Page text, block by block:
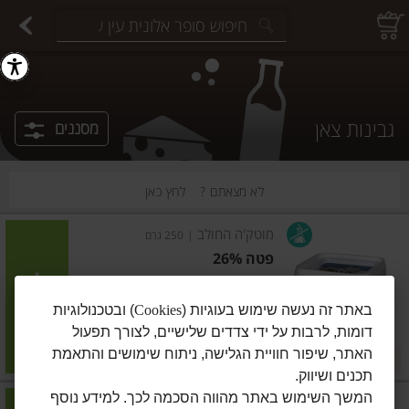
גבינות צאן מסננים
לא מצאתם ? לחץ כאן
מוטק'ה החולב 250 גרם
פטה 26%
מחיר מחירון ₪31.90
₪12.76 ל-100 גרם
הוסיפו
מוטק'ה החולב | 280 גרם
באתר זה נעשה שימוש בעוגיות (Cookies) ובטכנולוגיות
דומות, לרבות על ידי צדדים שלישיים, לצורך תפעול
האתר, שיפור חוויית הגלישה, ניתוח שימושים והתאמת
תכנים ושיווק.
המשך השימוש באתר מהווה הסכמה לכך. למידע נוסף